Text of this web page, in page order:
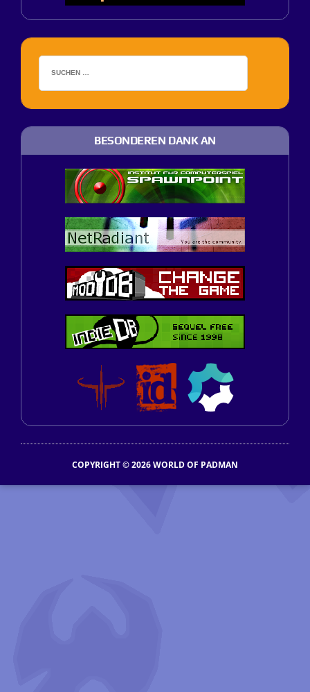
BESONDEREN DANK AN
COPYRIGHT © 2026 WORLD OF PADMAN